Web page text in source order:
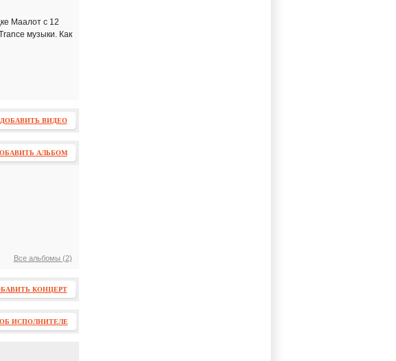
Маалот с 12
музыки. Как
ДОБАВИТЬ ВИДЕО
АЛЬБОМ
Все альбомы (2)
КОНЦЕРТ
ИСПОЛНИТЕЛЕ